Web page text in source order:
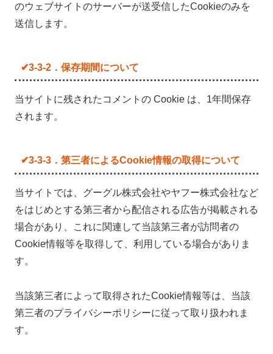
のウェブサイトのサーバーが送受信したCookieのみを
送信します。
✔3-3-2．保存期間について
当サイトに残されたコメントの Cookie は、1年間保存
されます。
✔3-3-3．第三者によるCookie情報の取得について
当サイトでは、グーグル株式会社やヤフー株式会社など
をはじめとする第三者から配信される広告が掲載される
場合があり、これに関連して当該第三者が訪問者の
Cookie情報等を取得して、利用している場合がありま
す。
当該第三者によって取得されたCookie情報等は、当該
第三者のプライバシーポリシーに従って取り扱われま
す。